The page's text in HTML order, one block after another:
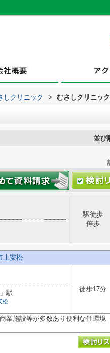
しクリニック > むさしクリニッ
並び
駅徒歩
停歩
上安松
」駅
松
徒歩17分
業施設等が多数あり便利な住